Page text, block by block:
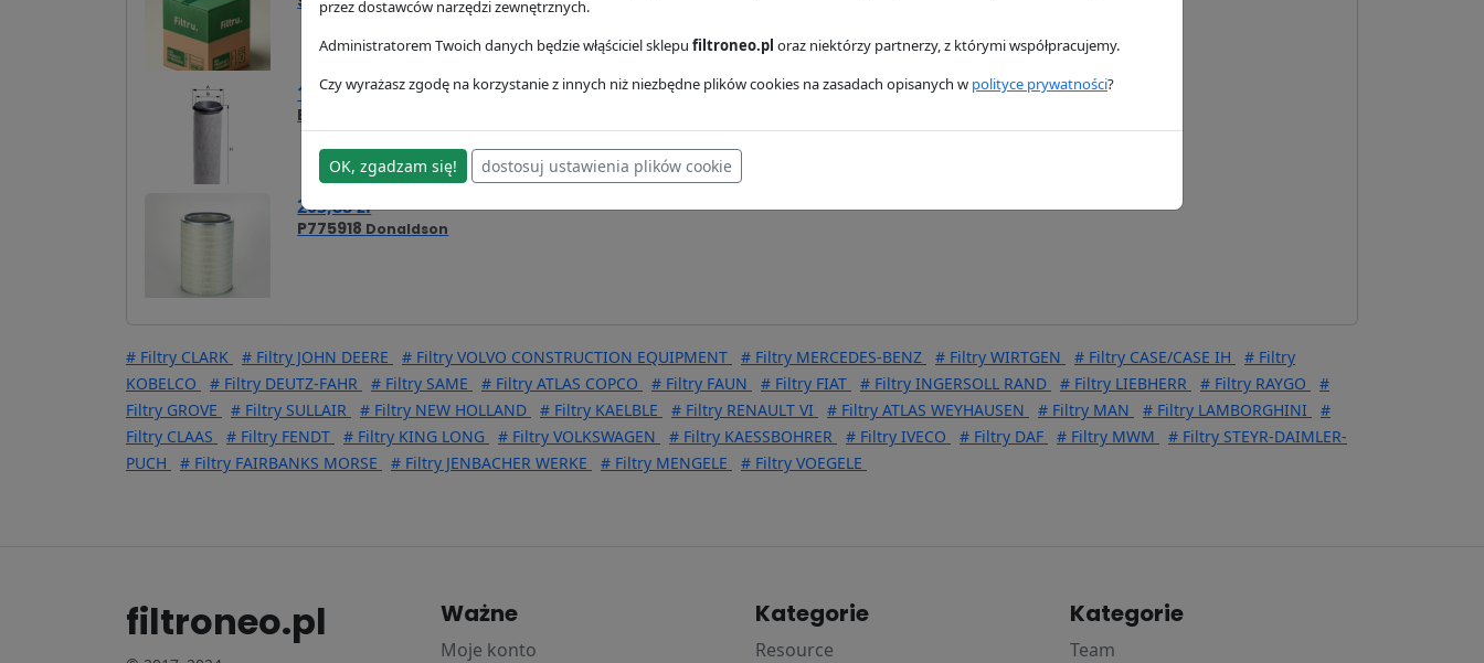
158,82 zł
E117LS
188,81 zł
205,88 zł
P775918 Donaldson
# Filtry CLARK # Filtry JOHN DEERE # Filtry VOLVO CONSTRUCTION EQUIPMENT # Filtry MERCEDES-BENZ # Filtry WIRTGEN # Filtry CASE/CASE IH
# Filtry
KOBELCO
# Filtry DEUTZ-FAHR # Filtry SAME # Filtry ATLAS COPCO # Filtry FAUN # Filtry FIAT # Filtry INGERSOLL RAND # Filtry LIEBHERR # Filtry RAYGO
#
Filtry GROVE
# Filtry SULLAIR # Filtry NEW HOLLAND # Filtry KAELBLE # Filtry RENAULT VI # Filtry ATLAS WEYHAUSEN # Filtry MAN # Filtry LAMBORGHINI
#
Filtry CLAAS
# Filtry FENDT # Filtry KING LONG # Filtry VOLKSWAGEN # Filtry KAESSBOHRER # Filtry IVECO # Filtry DAF # Filtry MWM
# Filtry STEYR-DAIMLER-
PUCH
# Filtry FAIRBANKS MORSE # Filtry JENBACHER WERKE # Filtry MENGELE # Filtry VOEGELE
filtroneo.pl Ważne
Moje konto
Kategorie
Resource
Kategorie
Team
przez dostawców narzędzi zewnętrznych.
Administratorem Twoich danych będzie włąściciel sklepu filtroneo.pl oraz niektórzy partnerzy, z którymi współpracujemy.
Czy wyrażasz zgodę na korzystanie z innych niż niezbędne plików cookies na zasadach opisanych w polityce prywatności?
OK, zgadzam się! dostosuj ustawienia plików cookie